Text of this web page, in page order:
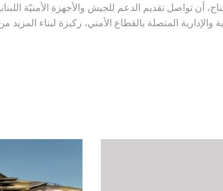
أن تواصل تقديم الدعم للجيش والأجهزة الأمنيّة
المتصلة بالقطاع الأمني، ركيزة لبناء المزيد